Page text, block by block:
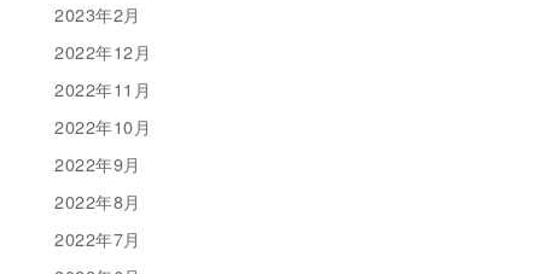
2023年2月
2022年12月
2022年11月
2022年10月
2022年9月
2022年8月
2022年7月